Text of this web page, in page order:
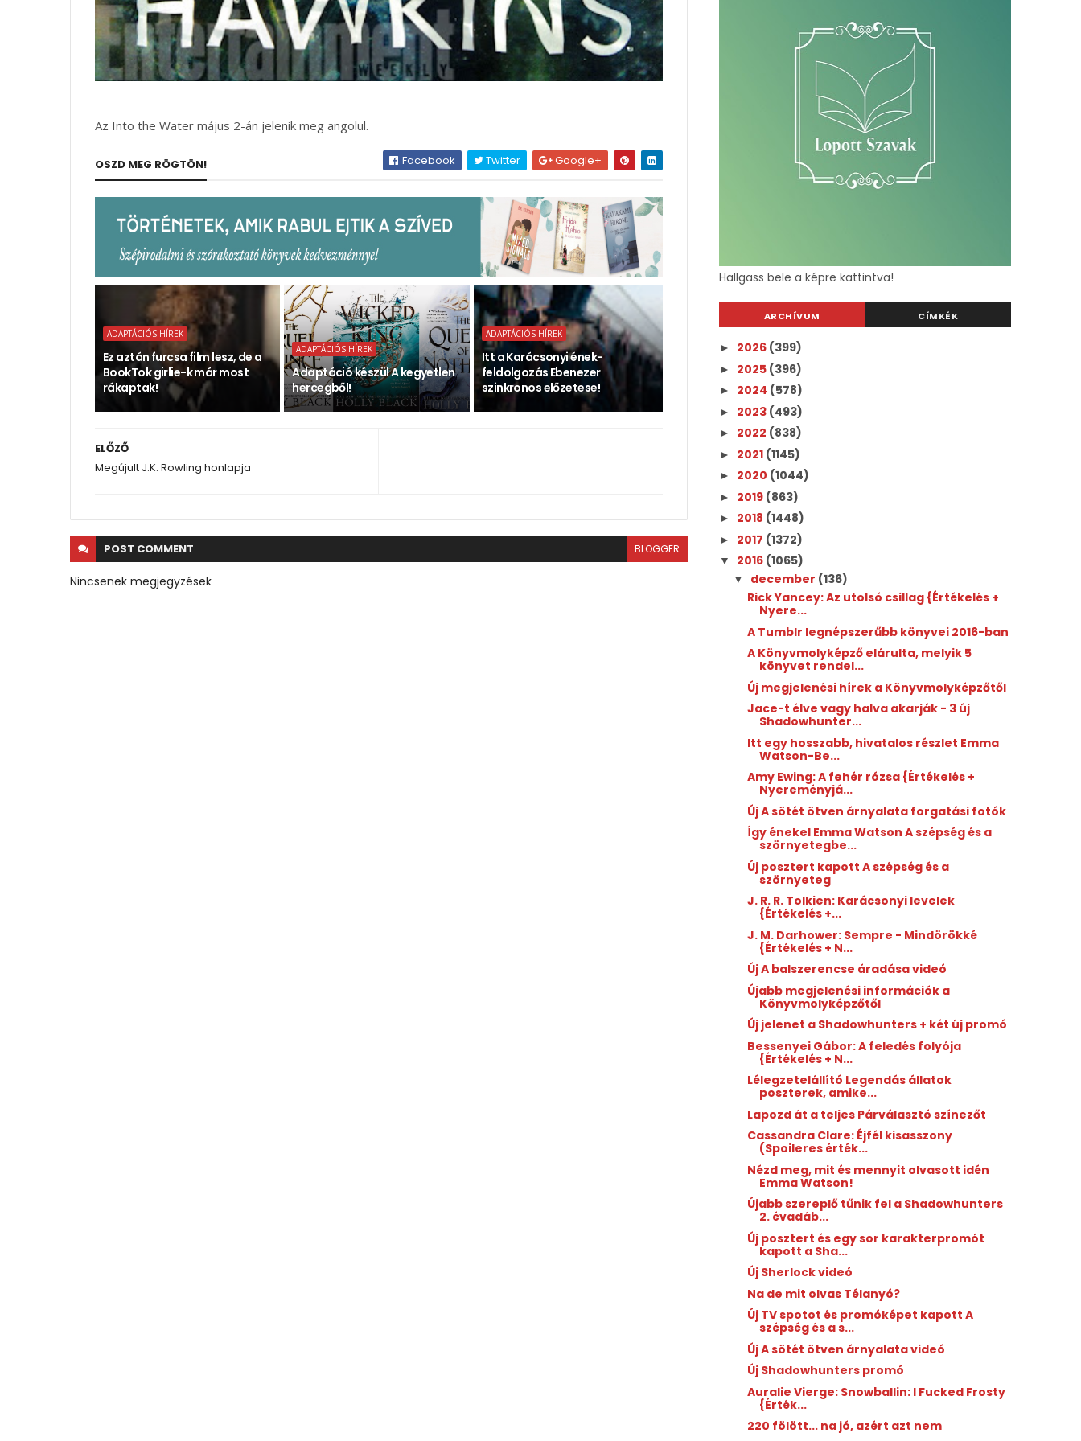
Az Into the Water május 2-án jelenik meg angolul.
OSZD MEG RÖGTÖN! Facebook Twitter Google+
ADAPTÁCIÓS HÍREK
Ez aztán furcsa film lesz, de a
BookTok girlie-k már most
rákaptak!
ADAPTÁCIÓS HÍREK
Adaptáció készül A kegyetlen
hercegből!
ADAPTÁCIÓS HÍREK
Itt a Karácsonyi ének-
feldolgozás Ebenezer
szinkronos előzetese!
ELŐZŐ
Megújult J.K. Rowling honlapja
POST COMMENT BLOGGER
Nincsenek megjegyzések
Hallgass bele a képre kattintva!
ARCHÍVUM CÍMKÉK
► 2026 (399)
► 2025 (396)
► 2024 (578)
► 2023 (493)
► 2022 (838)
► 2021 (1145)
► 2020 (1044)
► 2019 (863)
► 2018 (1448)
► 2017 (1372)
▼ 2016 (1065)
▼ december (136)
Rick Yancey: Az ​utolsó csillag {Értékelés +
Nyere...
A Tumblr legnépszerűbb könyvei 2016-ban
A Könyvmolyképző elárulta, melyik 5
könyvet rendel...
Új megjelenési hírek a Könyvmolyképzőtől
Jace-t élve vagy halva akarják - 3 új
Shadowhunter...
Itt egy hosszabb, hivatalos részlet Emma
Watson-Be...
Amy Ewing: A ​fehér rózsa {Értékelés +
Nyereményjá...
Új A sötét ötven árnyalata forgatási fotók
Így énekel Emma Watson A szépség és a
szörnyetegbe...
Új posztert kapott A szépség és a
szörnyeteg
J. R. R. Tolkien: Karácsonyi ​levelek
{Értékelés +...
J. M. Darhower: Sempre - Mindörökké
{Értékelés + N...
Új A balszerencse áradása videó
Újabb megjelenési információk a
Könyvmolyképzőtől
Új jelenet a Shadowhunters + két új promó
Bessenyei Gábor: A ​feledés folyója
{Értékelés + N...
Lélegzetelállító Legendás állatok
poszterek, amike...
Lapozd át a teljes Párválasztó színezőt
Cassandra Clare: Éjfél kisasszony
(Spoileres érték...
Nézd meg, mit és mennyit olvasott idén
Emma Watson!
Újabb szereplő tűnik fel a Shadowhunters
2. évadáb...
Új posztert és egy sor karakterpromót
kapott a Sha...
Új Sherlock videó
Na de mit olvas Télanyó?
Új TV spotot és promóképet kapott A
szépség és a s...
Új A sötét ötven árnyalata videó
Új Shadowhunters promó
Auralie Vierge: Snowballin: I Fucked Frosty
{Érték...
220 fölött... na jó, azért azt nem